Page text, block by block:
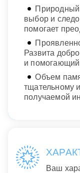
Природный
выбор и
помогает
Развита
и помогающий
Объем
тщательному
получаемой
Ваш